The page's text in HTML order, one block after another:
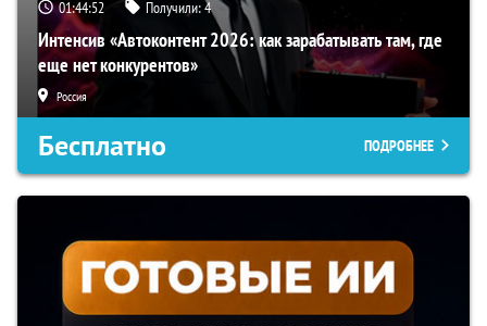
01:44:51 Получили:4
Интенсив «Автоконтент 2026: как зарабатывать там, где
еще нет конкурентов»
Россия
Бесплатно ПОДРОБНЕЕ